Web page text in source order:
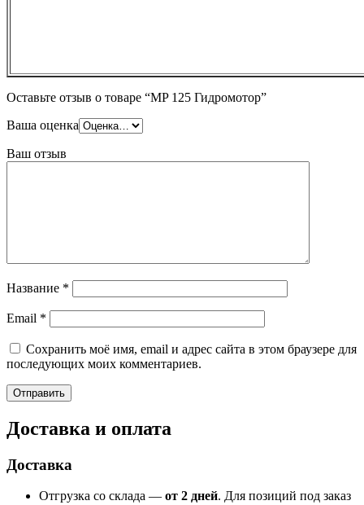
Оставьте отзыв о товаре “MP 125 Гидромотор”
Ваша оценка
Ваш отзыв
Название *
Email *
Сохранить моё имя, email и адрес сайта в этом браузере для
последующих моих комментариев.
Доставка и оплата
Доставка
Отгрузка со склада — от 2 дней. Для позиций под заказ